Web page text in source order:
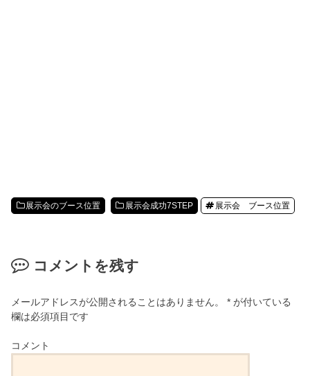
展示会のブース位置 展示会成功7STEP 展示会 ブース位置
コメントを残す
メールアドレスが公開されることはありません。 * が付いている
欄は必須項目です
コメント